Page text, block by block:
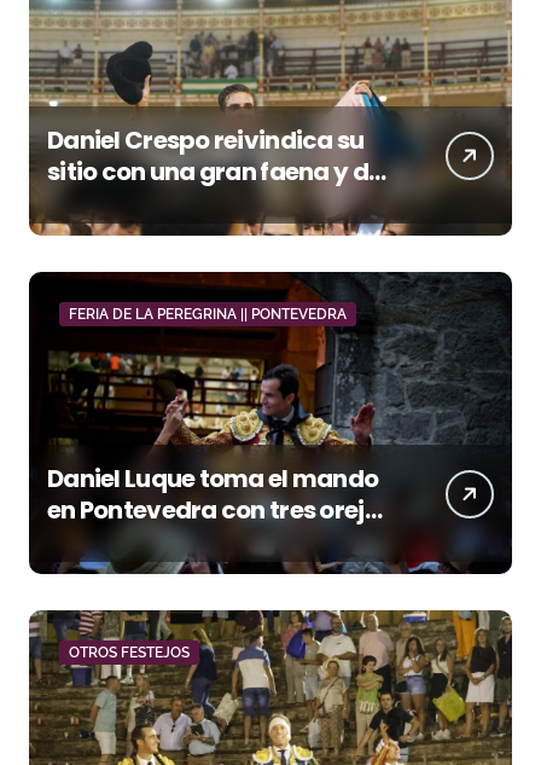
Daniel Crespo reivindica su
sitio con una gran faena y dos
orejas
FERIA DE LA PEREGRINA || PONTEVEDRA
Daniel Luque toma el mando
en Pontevedra con tres orejas
y una Puerta Grande de peso
OTROS FESTEJOS